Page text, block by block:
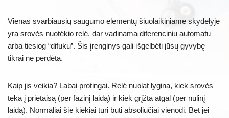
Vienas svarbiausių saugumo elementų šiuolaikiniame skydelyje
yra srovės nuotėkio relė, dar vadinama diferenciniu automatu
arba tiesiog “difuku”. Šis įrenginys gali išgelbėti jūsų gyvybę –
tikrai ne perdėta.
Kaip jis veikia? Labai protingai. Relė nuolat lygina, kiek srovės
teka į prietaisą (per fazinį laidą) ir kiek grįžta atgal (per nulinį
laidą). Normaliai šie kiekiai turi būti absoliučiai vienodi. Bet jei